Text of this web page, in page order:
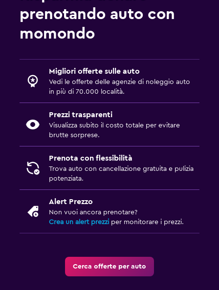
prenotando auto con
momondo
Migliori offerte sulle auto
Vedi le offerte delle agenzie di noleggio auto
in più di 70.000 località.
Prezzi trasparenti
Visualizza subito il costo totale per evitare
brutte sorprese.
Prenota con flessibilità
Trova auto con cancellazione gratuita e pulizia
potenziata.
Alert Prezzo
Non vuoi ancora prenotare?
Crea un alert prezzi per monitorare i prezzi.
Cerca offerte per auto